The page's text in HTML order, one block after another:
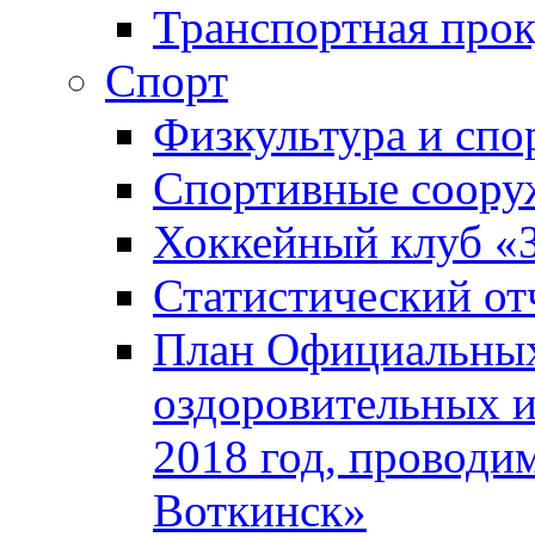
Транспортная
Спорт
Физкультура и
Спортивные
Хоккейный клуб
Статистический
План
оздоровительных
2018 год,
Воткинск»